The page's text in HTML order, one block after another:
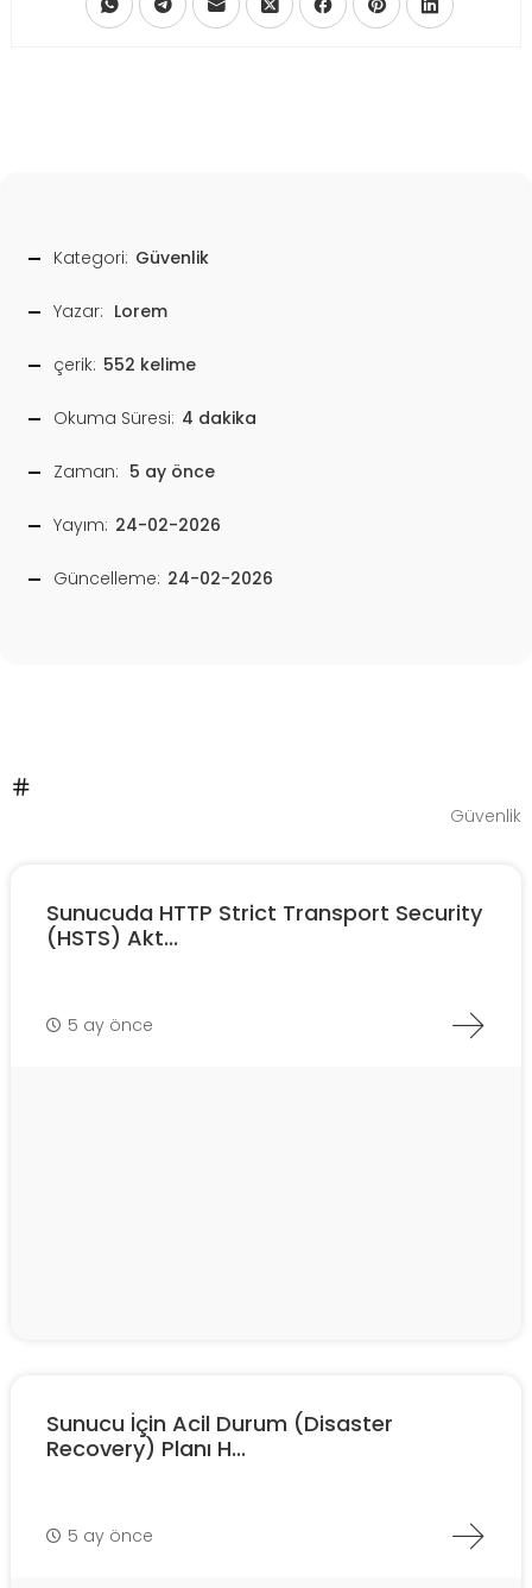
Kategori: Güvenlik
Yazar: Lorem
çerik: 552 kelime
Okuma Süresi: 4 dakika
Zaman: 5 ay önce
Yayım: 24-02-2026
Güncelleme: 24-02-2026
Güvenlik
Sunucuda HTTP Strict Transport Security
(HSTS) Akt...
5 ay önce
Sunucu İçin Acil Durum (Disaster
Recovery) Planı H...
5 ay önce